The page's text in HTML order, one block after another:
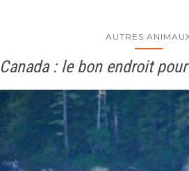
AUTRES
Canada : le bon endroit